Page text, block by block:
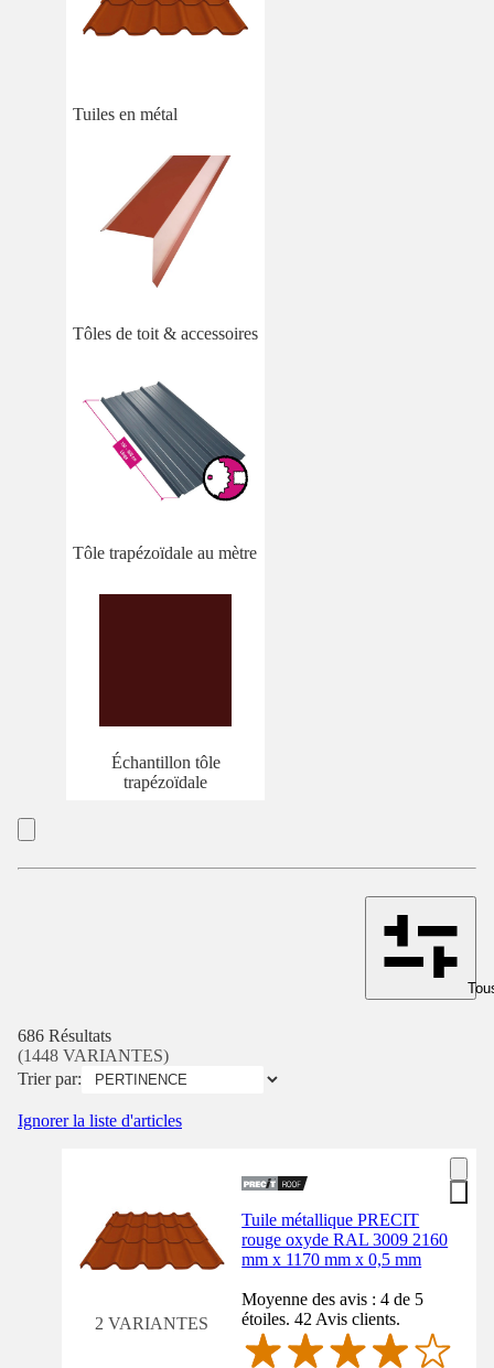
Tuiles en métal
Tôles de toit & accessoires
Tôle trapézoïdale au mètre
Échantillon tôle
trapézoïdale
686 Résultats
(1448 VARIANTES)
Trier par:
Ignorer la liste d'articles
2 VARIANTES
Tuile métallique PRECIT
rouge oxyde RAL 3009 2160
mm x 1170 mm x 0,5 mm
Moyenne des avis : 4 de 5
étoiles. 42 Avis clients.